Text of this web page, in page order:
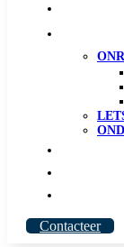
Contacteer